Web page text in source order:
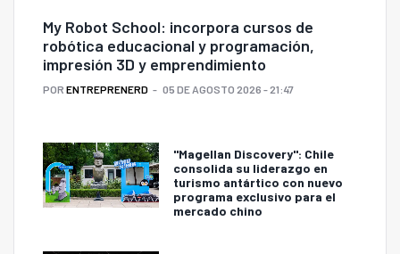
My Robot School: incorpora cursos de
robótica educacional y programación,
impresión 3D y emprendimiento
POR ENTREPRENERD 05 DE AGOSTO 2026 - 21:47
"Magellan Discovery": Chile
consolida su liderazgo en
turismo antártico con nuevo
programa exclusivo para el
mercado chino